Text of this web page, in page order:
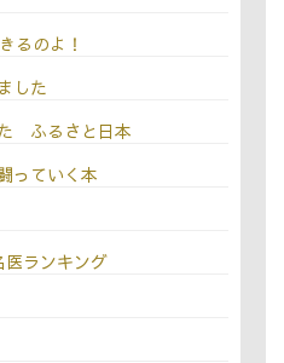
るのよ！
した
ふるさと日本
っていく本
ランキング